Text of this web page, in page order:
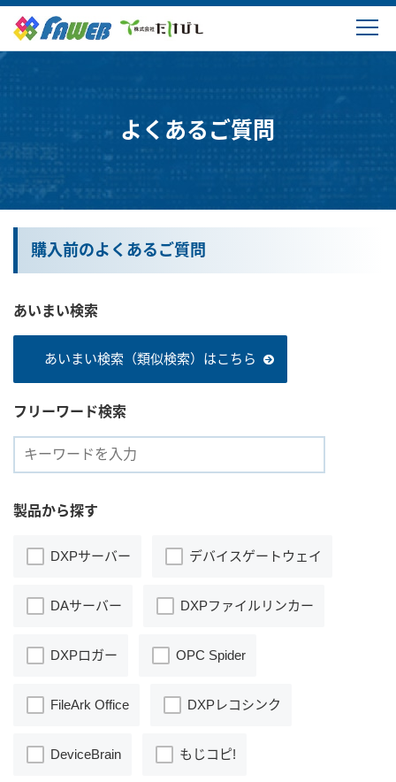
ダウンロード
会社概要
ユーザー登録（製品登録）
よくあるご質問
購入前のよくあるご質問
あいまい検索
あいまい検索（類似検索）はこちら
フリーワード検索
製品から探す
DXPサーバー デバイスゲートウェイ
DAサーバー DXPファイルリンカー
DXPロガー OPC Spider
FileArk Office DXPレコシンク
DeviceBrain もじコピ!